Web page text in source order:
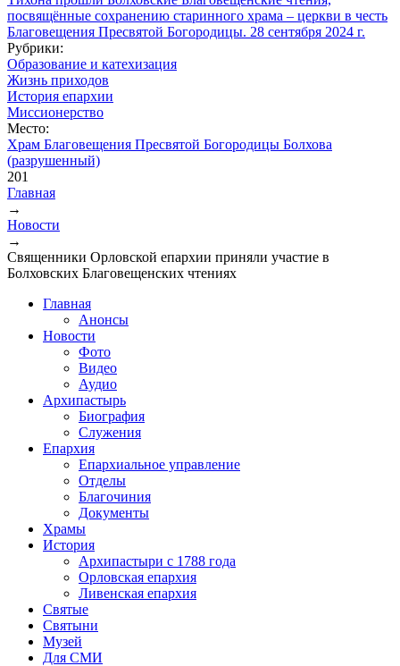
Рубрики:
Образование и катехизация
Жизнь приходов
История епархии
Миссионерство
Место:
Храм Благовещения Пресвятой Богородицы Болхова
(разрушенный)
201
Вы здесь
Главная
→
Новости
→
Священники Орловской епархии приняли участие в
Болховских Благовещенских чтениях
Главная
Анонсы
Новости
Фото
Видео
Аудио
Архипастырь
Биография
Служения
Епархия
Епархиальное управление
Отделы
Благочиния
Документы
Храмы
История
Архипастыри с 1788 года
Орловская епархия
Ливенская епархия
Святые
Святыни
Музей
Для СМИ